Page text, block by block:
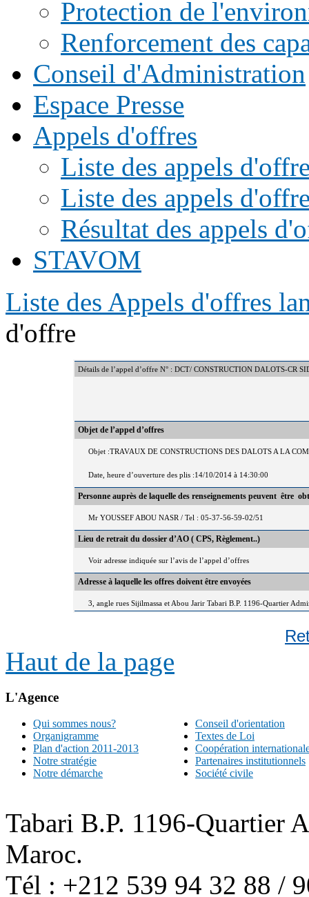
Protection de
Renforcement des
Conseil d'Administration
Espace Presse
Appels d'offres
Liste des appels
Liste des appels
Résultat des appels
STAVOM
Liste des Appels d'offres
d'offre
Détails de l’appel d’offre N° : DCT/ CONSTRUCTION DALOTS-CR
Objet de l’appel d’offres
Objet :TRAVAUX DE CONSTRUCTIONS DES DALOTS A LA
Date, heure d’ouverture des plis :14/10/2014 à 14:30:00
Personne auprès de laquelle des renseignements peuvent être
Mr YOUSSEF ABOU NASR / Tel : 05-37-56-59-02/51
Lieu de retrait du dossier d’AO ( CPS, Règlement..)
Voir adresse indiquée sur l’avis de l’appel d’offres
Adresse à laquelle les offres doivent être envoyées
3, angle rues Sijilmassa et Abou Jarir Tabari B.P. 1196-Quartier
Haut de la page
L'Agence
Qui sommes nous?
Organigramme
Plan d'action 2011-2013
Notre stratégie
Notre démarche
Conseil d'orientation
Textes de Loi
Coopération
Partenaires institutionnels
Société civile
Tabari B.P. 1196-Quartier
Maroc.
Tél : +212 539 94 32 88 /